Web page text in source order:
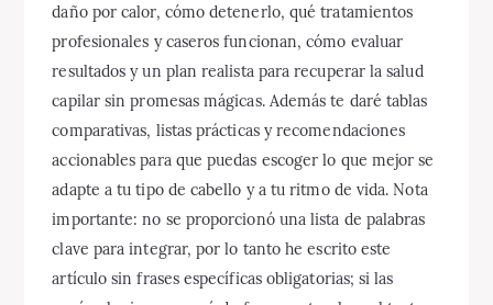
daño por calor, cómo detenerlo, qué tratamientos
profesionales y caseros funcionan, cómo evaluar
resultados y un plan realista para recuperar la salud
capilar sin promesas mágicas. Además te daré tablas
comparativas, listas prácticas y recomendaciones
accionables para que puedas escoger lo que mejor se
adapte a tu tipo de cabello y a tu ritmo de vida. Nota
importante: no se proporcionó una lista de palabras
clave para integrar, por lo tanto he escrito este
artículo sin frases específicas obligatorias; si las